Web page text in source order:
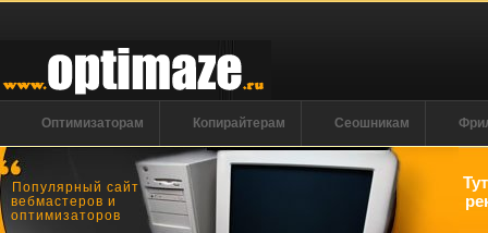
Оптимизаторам Копирайтерам Сеошникам
Популярный сайт
вебмастеров и
оптимизаторов